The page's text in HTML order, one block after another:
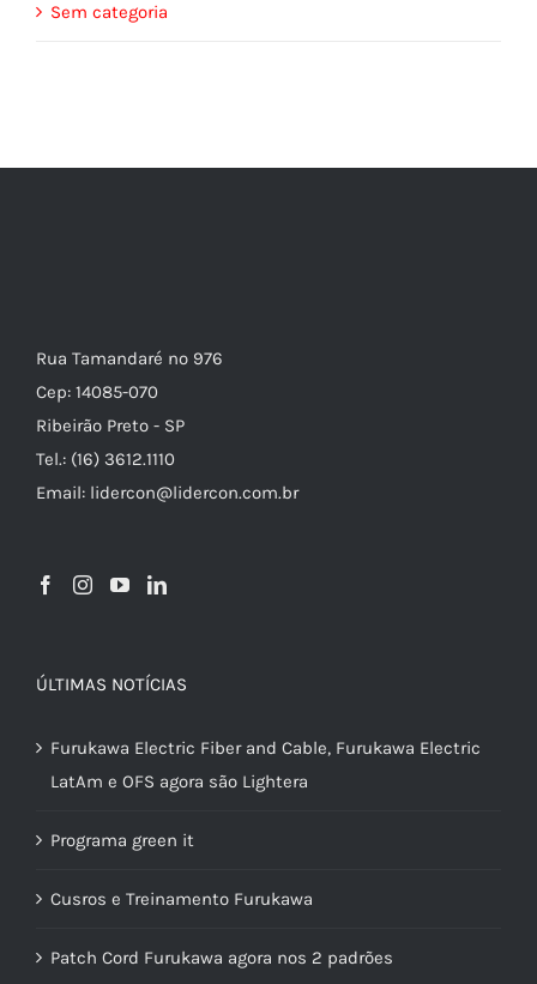
Sem categoria
Rua Tamandaré nº 976
Cep: 14085-070
Ribeirão Preto - SP
Tel.: (16) 3612.1110
Email: lidercon@lidercon.com.br
ÚLTIMAS NOTÍCIAS
Furukawa Electric Fiber and Cable, Furukawa Electric
LatAm e OFS agora são Lightera
Programa green it
Cusros e Treinamento Furukawa
Patch Cord Furukawa agora nos 2 padrões